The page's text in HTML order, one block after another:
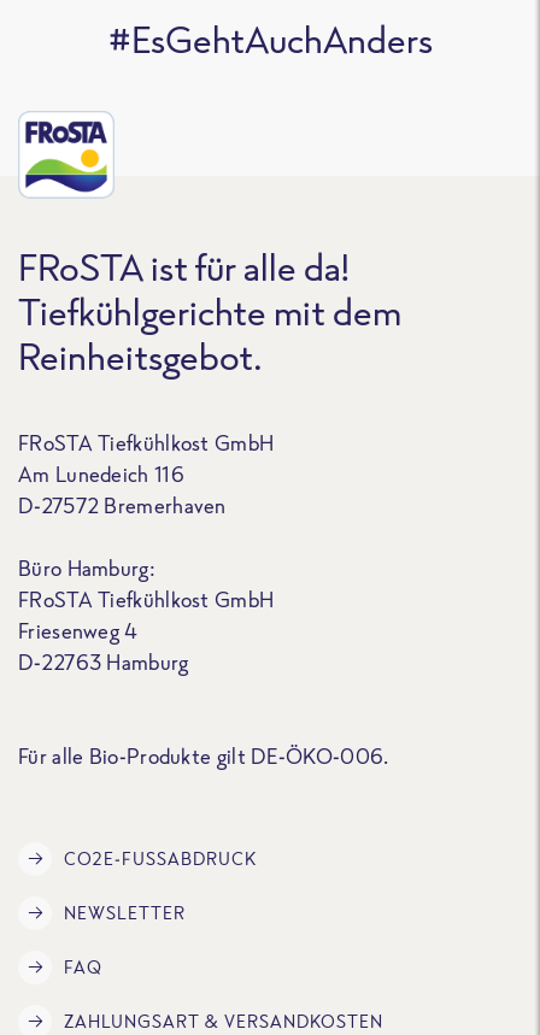
#EsGehtAuchAnders
FRoSTA ist für alle da!
Tiefkühlgerichte mit dem
Reinheitsgebot.
FRoSTA Tiefkühlkost GmbH
Am Lunedeich 116
D-27572 Bremerhaven
Büro Hamburg:
FRoSTA Tiefkühlkost GmbH
Friesenweg 4
D-22763 Hamburg
Für alle Bio-Produkte gilt DE-ÖKO-006.
CO2E-FUSSABDRUCK
NEWSLETTER
FAQ
ZAHLUNGSART & VERSANDKOSTEN